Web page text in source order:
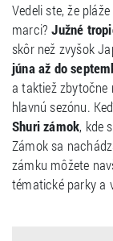
Vedeli ste, že
marci?Južné
skôr než zvyšok
júna až do
a taktiež zbytočne
hlavnú sezónu.
Shuri zámok, kde
Zámok sa
zámku môžete
tématické parky a